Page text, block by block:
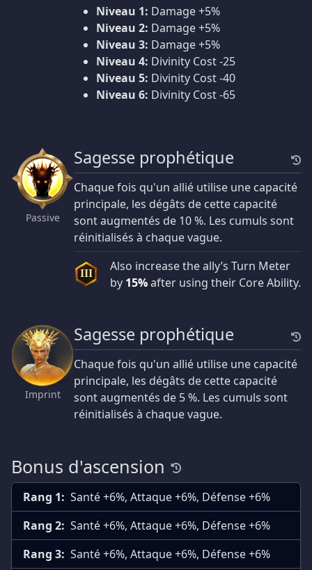
Niveau 1: Damage +5%
Niveau 2: Damage +5%
Niveau 3: Damage +5%
Niveau 4: Divinity Cost -25
Niveau 5: Divinity Cost -40
Niveau 6: Divinity Cost -65
Passive
Sagesse prophétique
Chaque fois qu'un allié utilise une capacité
principale, les dégâts de cette capacité
sont augmentés de 10 %. Les cumuls sont
réinitialisés à chaque vague.
III
Also increase the ally’s Turn Meter
by 15%after using their Core Ability.
Imprint
Sagesse prophétique
Chaque fois qu'un allié utilise une capacité
principale, les dégâts de cette capacité
sont augmentés de 5 %. Les cumuls sont
réinitialisés à chaque vague.
Bonus d'ascension
Rang 1: Santé +6%, Attaque +6%, Défense +6%
Rang 2: Santé +6%, Attaque +6%, Défense +6%
Rang 3: Santé +6%, Attaque +6%, Défense +6%